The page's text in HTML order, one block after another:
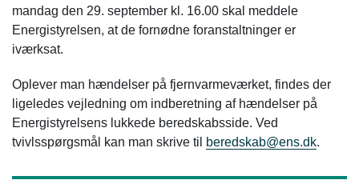
mandag den 29. september kl. 16.00 skal meddele
Energistyrelsen, at de fornødne foranstaltninger er
iværksat.
Oplever man hændelser på fjernvarmeværket, findes der
ligeledes vejledning om indberetning af hændelser på
Energistyrelsens lukkede beredskabsside. Ved
tvivlsspørgsmål kan man skrive til
beredskab@ens.dk.